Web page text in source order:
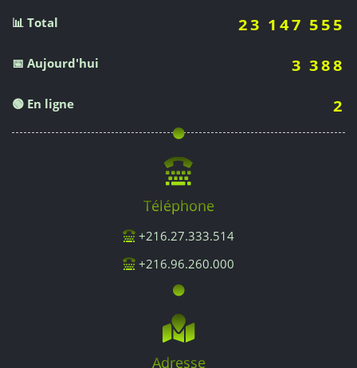
📊 Total 23 147 555
📅 Aujourd'hui 3 388
🟢 En ligne 2
Téléphone
+216.27.333.514
+216.96.260.000
Adresse